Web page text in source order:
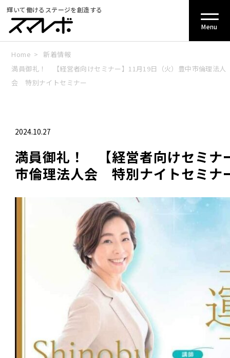
輝いて働けるステージを創造する
Menu
Home >
新着情報
満員御礼！ 【経営者向けセミナー】11月19日（火）豊中市倫理法人
会 特別ナイトセミナー
2024.10.27
満員御礼！ 【経営者向けセミナ
市倫理法人会 特別ナイトセミナ